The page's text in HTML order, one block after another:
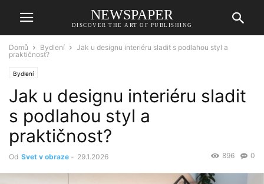
NEWSPAPER
DISCOVER THE ART OF PUBLISHING
Domů Bydlení
Jak u designu interiéru sladit s podlahou styl a
praktičnost?
Bydlení
Jak u designu interiéru sladit
s podlahou styl a
praktičnost?
Od Svet v obraze - 29.1.2026 0
896